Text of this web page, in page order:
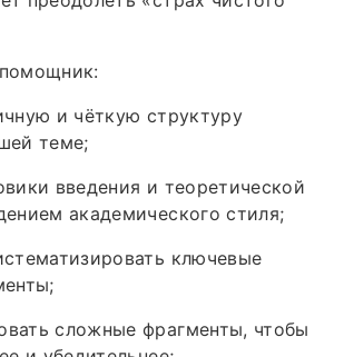
и чёткую структуру
теме;
введения и теоретической
академического стиля;
ключевые
сложные фрагменты, чтобы